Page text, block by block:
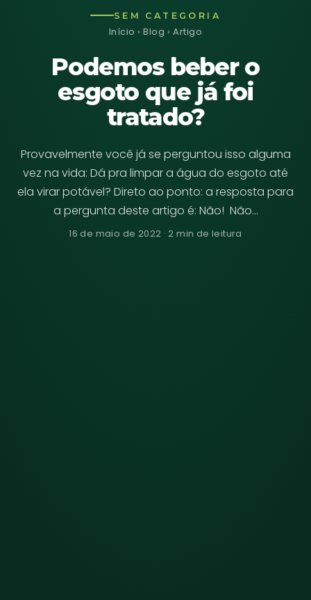
SEM CATEGORIA
Início ›Blog › Artigo
Podemos beber o
esgoto que já foi
tratado?
Provavelmente você já se perguntou isso alguma
vez na vida: Dá pra limpar a água do esgoto até
ela virar potável? Direto ao ponto: a resposta para
a pergunta deste artigo é: Não! Não…
16 de maio de 2022 · 2 min de leitura